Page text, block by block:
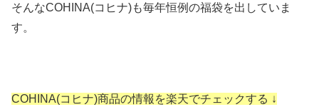
そんなCOHINA(コヒナ)も毎年恒例の福袋を出していま
す。
COHINA(コヒナ)商品の情報を楽天でチェックする ↓